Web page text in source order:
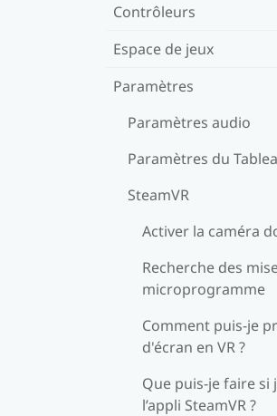
Contrôleurs
Espace de jeux
Paramètres
Paramètres audio
Paramètres du
SteamVR
Activer la caméra
Recherche des
microprogramme
Comment puis-je
d'écran en VR ?
Que puis-je faire si
l’appli SteamVR ?